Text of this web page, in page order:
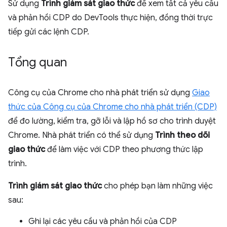
Sử dụng Trình giám sát giao thứcđể xem tất cả yêu cầu
và phản hồi CDP do DevTools thực hiện, đồng thời trực
tiếp gửi các lệnh CDP.
Tổng quan
Công cụ của Chrome cho nhà phát triển sử dụng Giao
thức của Công cụ của Chrome cho nhà phát triển (CDP)
để đo lường, kiểm tra, gỡ lỗi và lập hồ sơ cho trình duyệt
Chrome. Nhà phát triển có thể sử dụng Trình theo dõi
giao thứcđể làm việc với CDP theo phương thức lập
trình.
Trình giám sát giao thứccho phép bạn làm những việc
sau:
Ghi lại các yêu cầu và phản hồi của CDP